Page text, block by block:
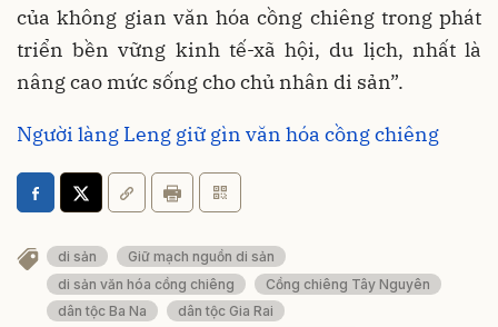
của không gian văn hóa cồng chiêng trong phát
triển bền vững kinh tế-xã hội, du lịch, nhất là
nâng cao mức sống cho chủ nhân di sản”.
Người làng Leng giữ gìn văn hóa cồng chiêng
di sản
Giữ mạch nguồn di sản
di sản văn hóa cồng chiêng
Cồng chiêng Tây Nguyên
dân tộc Ba Na
dân tộc Gia Rai